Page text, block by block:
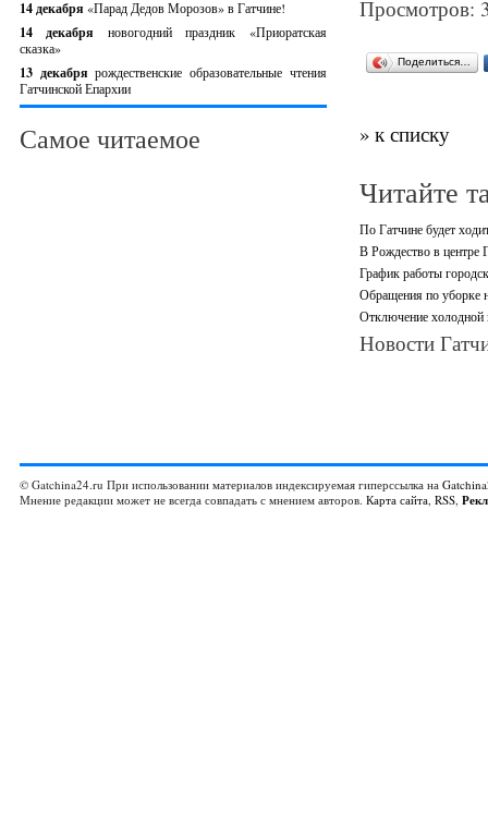
14 декабря «Парад Дедов Морозов» в Гатчине!
14 декабря новогодний праздник «Приоратская
сказка»
13 декабрярождественские образовательные чтения
Гатчинской Епархии
Самое читаемое
Просмотров:
Поделиться…
» к списку
Читайте
По Гатчине будет
В Рождество в центре
График работы
Обращения по уборке
Отключение холодной
Новости
© Gatchina24.ru При использовании материалов индексируемая гиперссылка на
Мнение редакции может не всегда совпадать с мнением авторов. Карта сайта, RSS,